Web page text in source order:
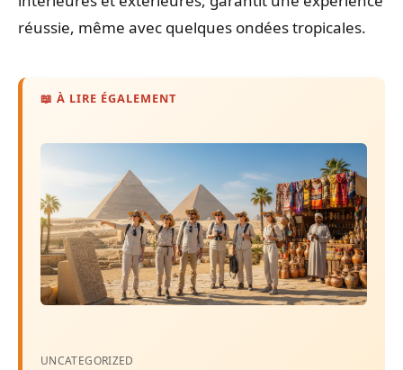
réussie, même avec quelques ondées tropicales.
📖 À LIRE ÉGALEMENT
UNCATEGORIZED